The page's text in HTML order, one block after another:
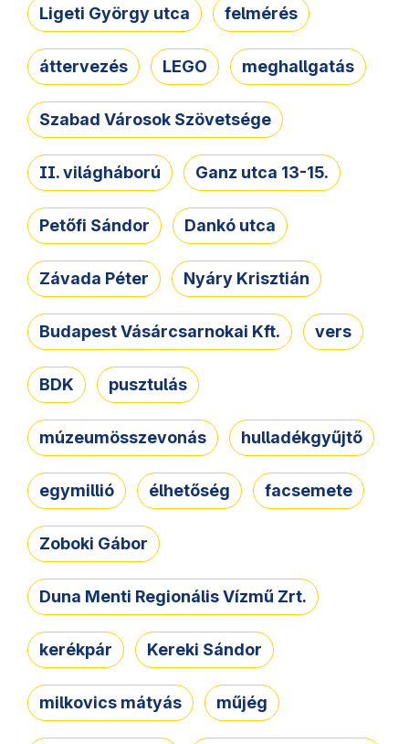
Ligeti György utca felmérés
áttervezés LEGO meghallgatás
Szabad Városok Szövetsége
II. világháború Ganz utca 13-15.
Petőfi Sándor Dankó utca
Závada Péter Nyáry Krisztián
Budapest Vásárcsarnokai Kft. vers
BDK pusztulás
múzeumösszevonás hulladékgyűjtő
egymillió élhetőség facsemete
Zoboki Gábor
Duna Menti Regionális Vízmű Zrt.
kerékpár Kereki Sándor
milkovics mátyás műjég